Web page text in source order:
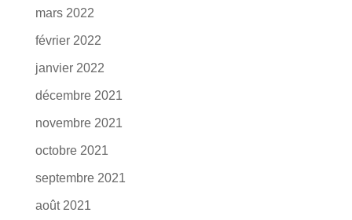
mars 2022
février 2022
janvier 2022
décembre 2021
novembre 2021
octobre 2021
septembre 2021
août 2021